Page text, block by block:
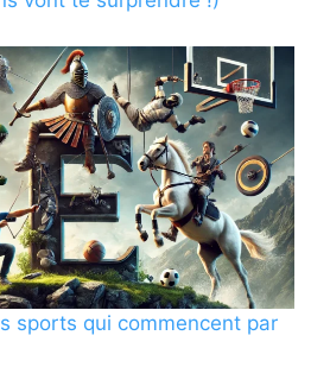
sports qui commencent par